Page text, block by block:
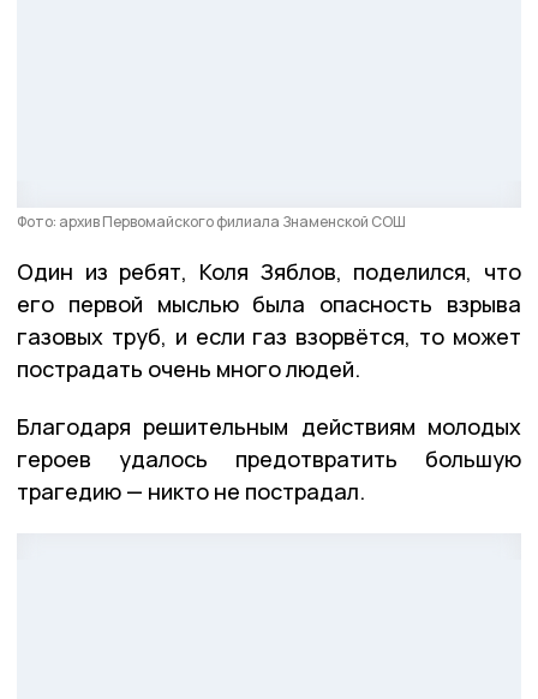
Фото: архив Первомайского филиала Знаменской СОШ
Один из ребят, Коля Зяблов, поделился, что
его первой мыслью была опасность взрыва
газовых труб, и если газ взорвётся, то может
пострадать очень много людей.
Благодаря решительным действиям молодых
героев удалось предотвратить большую
трагедию — никто не пострадал.